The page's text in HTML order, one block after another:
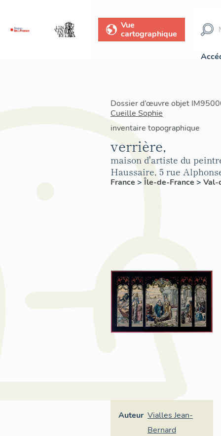
Vue
cartographique
Dossier d’œuvre objet
Cueille Sophie
inventaire topographique
verrière,
maison d'artiste du
Haussaire, 5 rue
France > Île-de-France >
Auteur Vialles Jean-
Bernard